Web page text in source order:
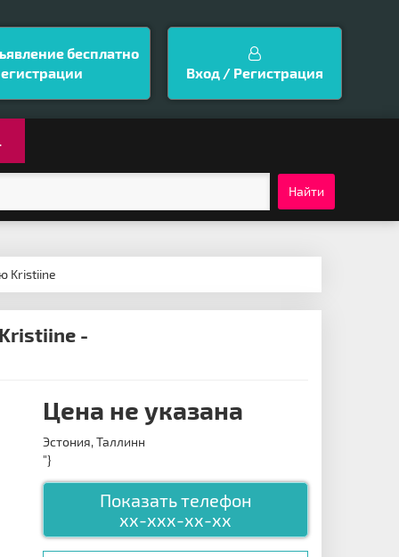
бесплатно
Вход / Регистрация
Найти
Kristiine
-
Цена не указана
Эстония, Таллинн
"}
Показать телефон
xx-xxx-xx-xx